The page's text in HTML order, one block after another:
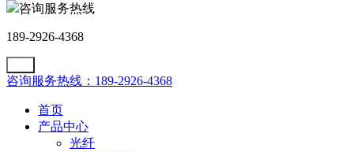
咨询服务热线
189-2926-4368
咨询服务热线：189-2926-4368
首页
产品中心
光纤